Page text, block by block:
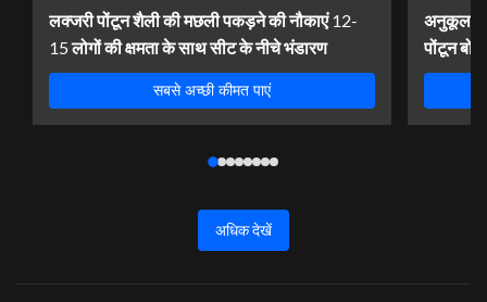
लक्जरी पोंटून शैली की मछली पकड़ने की नौकाएं 12-
15 लोगों की क्षमता के साथ सीट के नीचे भंडारण
सबसे अच्छी कीमत पाएं
अनुकूलन
पोंटून
नेविगेशन
अधिक देखें